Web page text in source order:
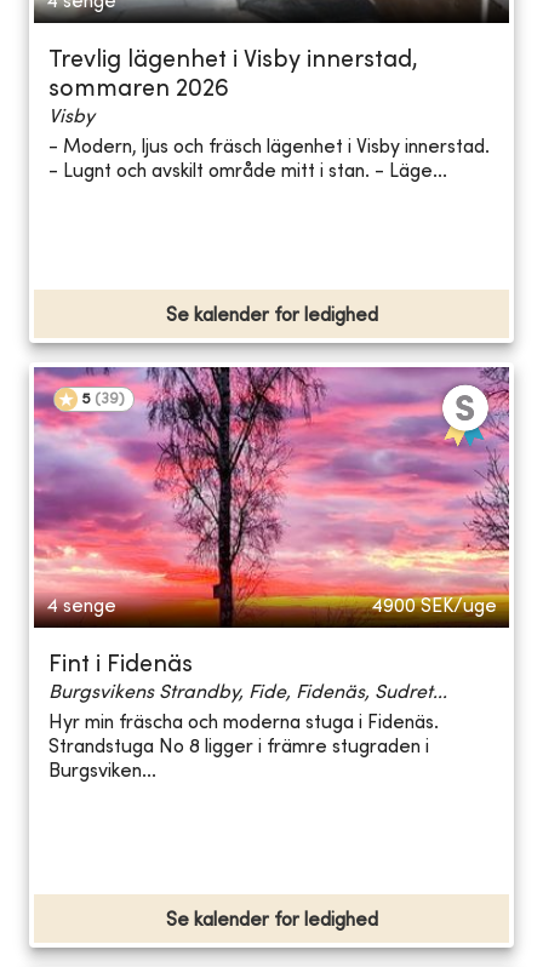
Trevlig lägenhet i Visby innerstad,
sommaren 2026
Visby
- Modern, ljus och fräsch lägenhet i Visby innerstad.
- Lugnt och avskilt område mitt i stan. - Läge...
Se kalender for ledighed
5 (39)
4 senge 4900 SEK/uge
Fint i Fidenäs
Burgsvikens Strandby, Fide, Fidenäs, Sudret...
Hyr min fräscha och moderna stuga i Fidenäs.
Strandstuga No 8 ligger i främre stugraden i
Burgsviken...
Se kalender for ledighed